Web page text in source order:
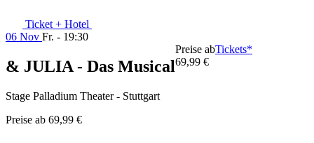
Ticket + Hotel
06 Nov Fr. - 19:30
& JULIA - Das Musical
Stage Palladium Theater - Stuttgart
Preise ab 69,99 €
Preise ab
69,99 €
Tickets*